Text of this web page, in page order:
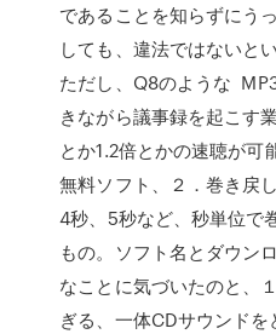
であることを知らずにう
しても、違法ではないと
ただし、Q8のような
きながら議事録を起こす
とか1.2倍とかの速聴が
無料ソフト、２．巻き戻
4秒、5秒など、秒単位で
もの。ソフト名とダウン
なことに気づいたのと、
ぎる、一体CDサウンド